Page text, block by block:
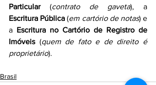
Particular (contrato de gaveta
Escritura Pública (em cartório de notas) e
a Escritura no Cartório de Registro de
Imóveis (quem de fato e de direito é
proprietário).
Brasil